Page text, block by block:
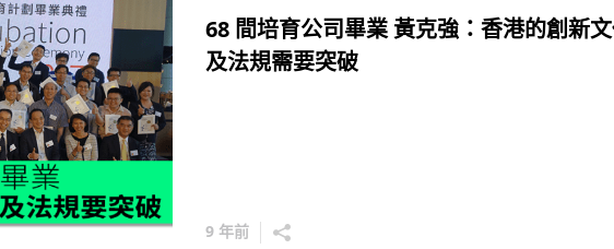
68 間培育公司畢業 黃克強：香港的創新
及法規需要突破
9 年前